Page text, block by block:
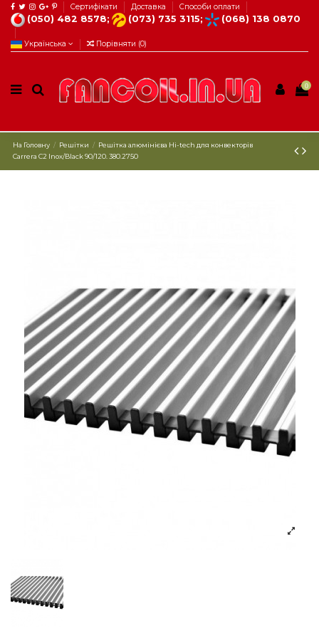
Сертифікати Доставка Способи оплати
(050) 482 8578; (073) 735 3115; (068) 138 0870
Українська Порівняти (0)
0
На Головну Решітки
Решітка алюмінієва Hi-tech для конвекторів
Carrera C2 Inox/Black 90/120. 380.2750